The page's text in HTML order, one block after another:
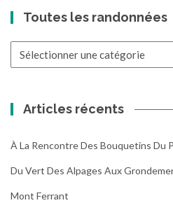
Toutes les randonnées
Articles récents
À La Rencontre Des Bouquetins Du
Du Vert Des Alpages Aux
Mont Ferrant